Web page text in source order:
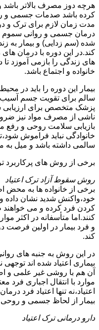
هرچه دوز مصرف بالاتر
کرده باشد صدمات جسمی و
مدت زمان لازم برای ترک و
درمان جسمی و روانی سموم
شده (سم زدایی) و بیمار به
کند.در این دوره با درمان
های زندگی را بازمی آموزد تا
خانواده و اجتماع باشد.
بیمار این دوره را باید در
سالم برای تقویت جسم
پزشک متخصص برای
ناشی از مصرف مواد نیز
بازیابی سلامت روحی و
خانوادگی نباید فراموش
سالمی داشته باشد و میل به
برخی از روش های پرکاربرد
روش سقوط آزاد ترک اعتیاد
برخی از خانواده ها به محض
خود،واکنش شدید نشان داده
کردن فرد کرده و می خواهند
کنند.اما متأسفانه در
و فرد بیمار در اولین فرصت
کند.
در این روش به جنبه های
بیماری اعتیاد شده اند
آن هم با روشی غیر علمی و
موارد با انتقال اجباری فرد
اعتیاد،نه تنها اعتیاد فرد
بیمار از لحاظ جسمی و
دارو درمانی ترک اعتیاد